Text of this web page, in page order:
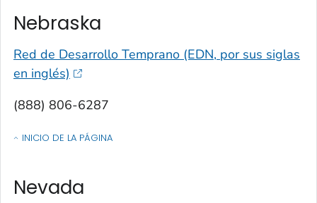
Nebraska
Red de Desarrollo Temprano (EDN, por sus siglas
en inglés)
(888) 806-6287
INICIO DE LA PÁGINA
OF CONTACTOS POR ESTADO, TERRITORIO O ESTADO LIBRE
Nevada